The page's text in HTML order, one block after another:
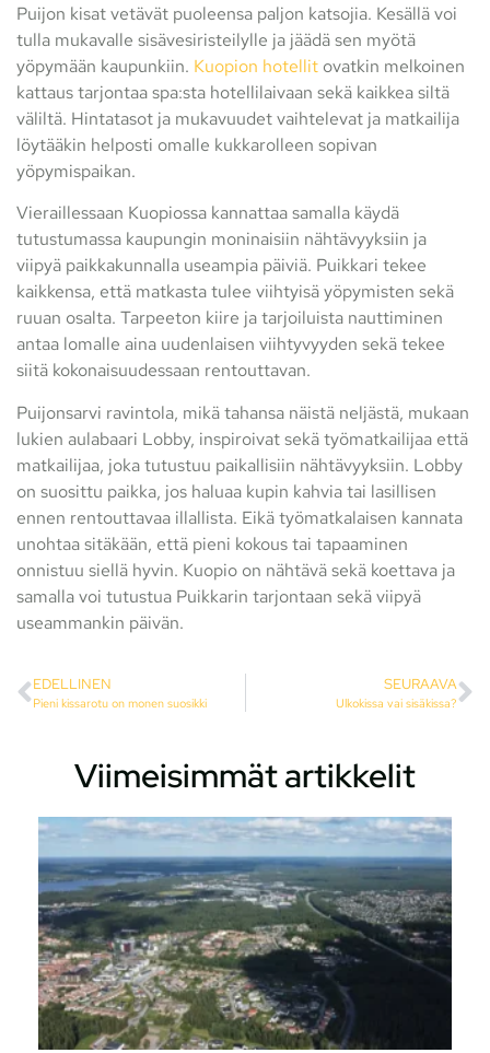
Puijon kisat vetävät puoleensa paljon katsojia. Kesällä voi
tulla mukavalle sisävesiristeilylle ja jäädä sen myötä
yöpymään kaupunkiin. Kuopion hotellit ovatkin melkoinen
kattaus tarjontaa spa:sta hotellilaivaan sekä kaikkea siltä
väliltä. Hintatasot ja mukavuudet vaihtelevat ja matkailija
löytääkin helposti omalle kukkarolleen sopivan
yöpymispaikan.
Vieraillessaan Kuopiossa kannattaa samalla käydä
tutustumassa kaupungin moninaisiin nähtävyyksiin ja
viipyä paikkakunnalla useampia päiviä. Puikkari tekee
kaikkensa, että matkasta tulee viihtyisä yöpymisten sekä
ruuan osalta. Tarpeeton kiire ja tarjoiluista nauttiminen
antaa lomalle aina uudenlaisen viihtyvyyden sekä tekee
siitä kokonaisuudessaan rentouttavan.
Puijonsarvi ravintola, mikä tahansa näistä neljästä, mukaan
lukien aulabaari Lobby, inspiroivat sekä työmatkailijaa että
matkailijaa, joka tutustuu paikallisiin nähtävyyksiin. Lobby
on suosittu paikka, jos haluaa kupin kahvia tai lasillisen
ennen rentouttavaa illallista. Eikä työmatkalaisen kannata
unohtaa sitäkään, että pieni kokous tai tapaaminen
onnistuu siellä hyvin. Kuopio on nähtävä sekä koettava ja
samalla voi tutustua Puikkarin tarjontaan sekä viipyä
useammankin päivän.
EDELLINEN
Pieni kissarotu on monen suosikki
SEURAAVA
Ulkokissa vai sisäkissa?
Viimeisimmät artikkelit